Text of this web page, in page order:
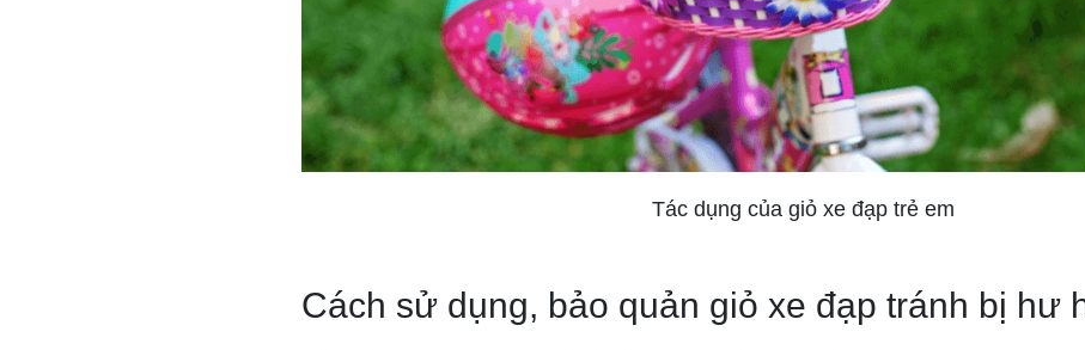
Tác dụng của giỏ xe đạp trẻ em
Cách sử dụng, bảo quản giỏ xe đạp tránh bị hư